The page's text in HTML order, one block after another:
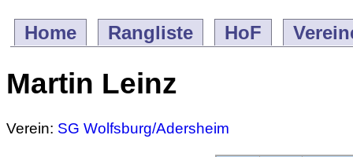
Home Rangliste HoF
Martin Leinz
Verein: SG Wolfsburg/Adersheim